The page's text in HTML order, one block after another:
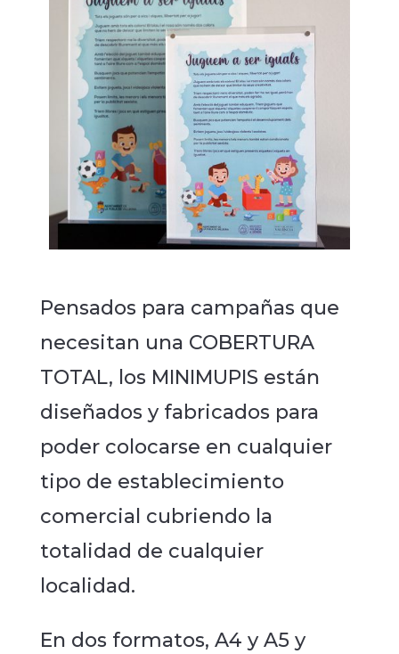
Pensados para campañas que
necesitan una COBERTURA
TOTAL, los MINIMUPIS están
diseñados y fabricados para
poder colocarse en cualquier
tipo de establecimiento
comercial cubriendo la
totalidad de cualquier
localidad.
En dos formatos, A4 y A5 y